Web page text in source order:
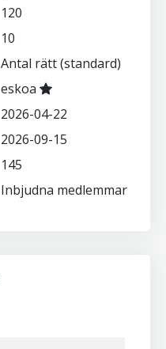
120
10
Antal rätt (standard)
eskoa
2026-04-22
2026-09-15
145
Inbjudna medlemmar